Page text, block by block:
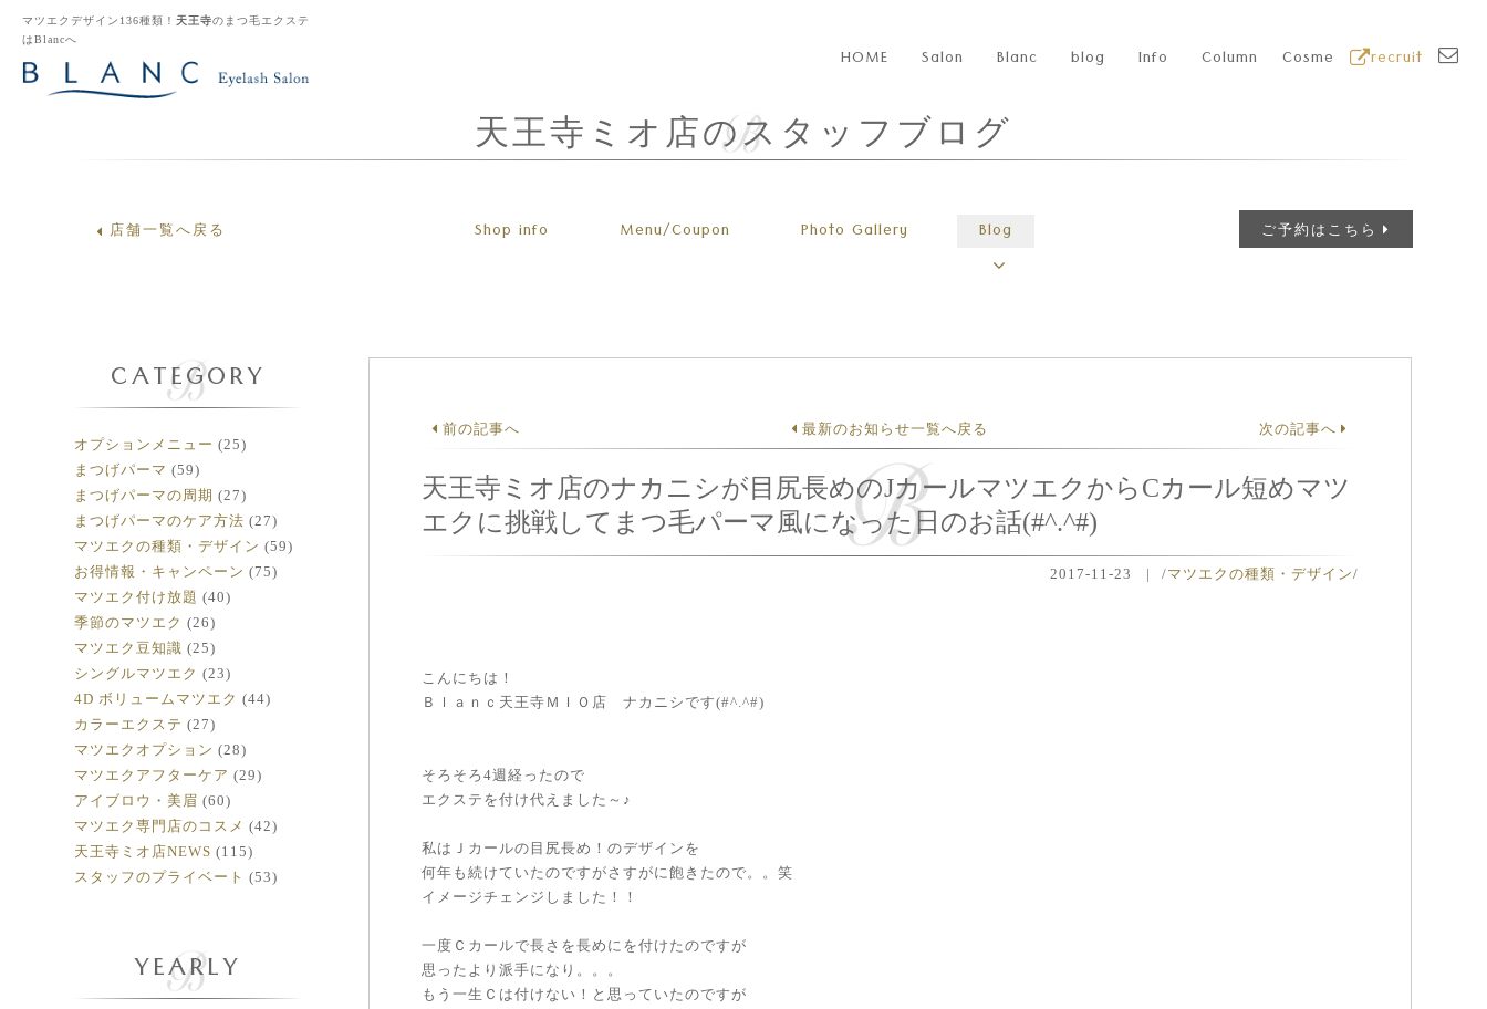
マツエクデザイン136種類！ 天王寺のまつ毛エクステ
はBlancへ
HOME Salon Blanc blog Info Column Cosme recruit
天王寺ミオ店のスタッフブログ
ご予約はこちら
店舗一覧へ戻る Shop info Menu/Coupon Photo Gallery Blog
CATEGORY
オプションメニュー (25)
まつげパーマ (59)
まつげパーマの周期 (27)
まつげパーマのケア方法 (27)
マツエクの種類・デザイン (59)
お得情報・キャンペーン (75)
マツエク付け放題 (40)
季節のマツエク (26)
マツエク豆知識 (25)
シングルマツエク (23)
4D ボリュームマツエク (44)
カラーエクステ (27)
マツエクオプション (28)
マツエクアフターケア (29)
アイブロウ・美眉 (60)
マツエク専門店のコスメ (42)
天王寺ミオ店NEWS (115)
スタッフのプライベート (53)
YEARLY
前の記事へ 最新のお知らせ一覧へ戻る 次の記事へ
天王寺ミオ店のナカニシが目尻長めのJカールマツエクからCカール短めマツ
エクに挑戦してまつ毛パーマ風になった日のお話(#^.^#)
2017-11-23 | /マツエクの種類・デザイン/
こんにちは！
Ｂｌａｎｃ天王寺ＭＩＯ店 ナカニシです(#^.^#)
そろそろ4週経ったので
エクステを付け代えました～♪
私はＪカールの目尻長め！のデザインを
何年も続けていたのですがさすがに飽きたので。。笑
イメージチェンジしました！！
一度Ｃカールで長さを長めにを付けたのですが
思ったより派手になり。。。
もう一生Ｃは付けない！と思っていたのですが